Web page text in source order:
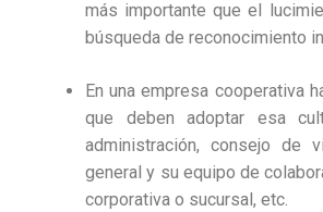
más importante que el
búsqueda de reconocimiento
En una empresa cooperativa
que deben adoptar esa
administración, consejo de
general y su equipo de
corporativa o sucursal, etc.